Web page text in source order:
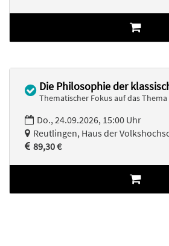
Die Philosophie der
Thematischer Fokus auf das
Do., 24.09.2026, 15:00 Uhr
Reutlingen, Haus der
89,30 €